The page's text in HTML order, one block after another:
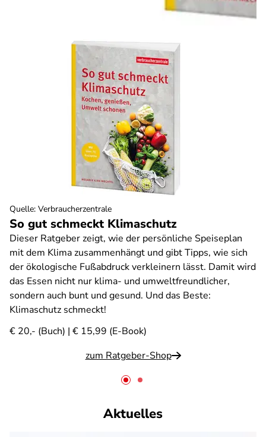
So gut schmeckt Klimaschutz
Dieser Ratgeber zeigt, wie der persönliche Speiseplan
mit dem Klima zusammenhängt und gibt Tipps, wie sich
der ökologische Fußabdruck verkleinern lässt. Damit wird
das Essen nicht nur klima- und umweltfreundlicher,
sondern auch bunt und gesund. Und das Beste:
Klimaschutz schmeckt!
€ 20,- (Buch) | € 15,99 (E-Book)
zum Ratgeber-Shop
Quelle: Verbraucherzentrale
Aktuelles